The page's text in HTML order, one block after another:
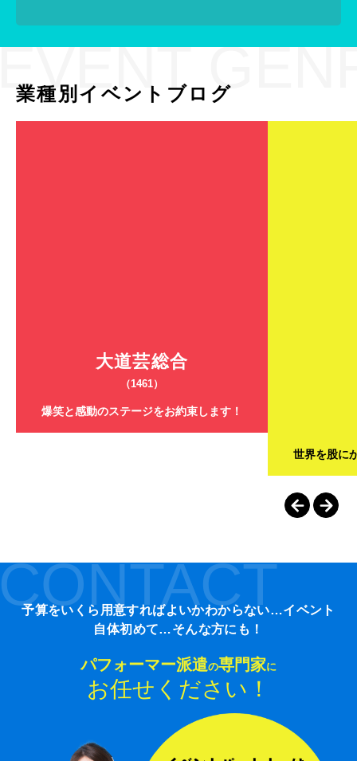
業種別イベントブログ
大道芸総合
（1461）
爆笑と感動のステージをお約束します！
世界を股に
予算をいくら用意すればよいかわからない…イベント
自体初めて…そんな方にも！
パフォーマー派遣の専門家に
お任せください！